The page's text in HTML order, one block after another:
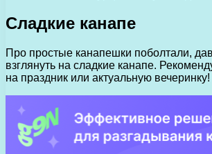
Сладкие канапе
Про простые канапешки поболтали,
взглянуть на сладкие канапе.
на праздник или актуальную вечеринку!